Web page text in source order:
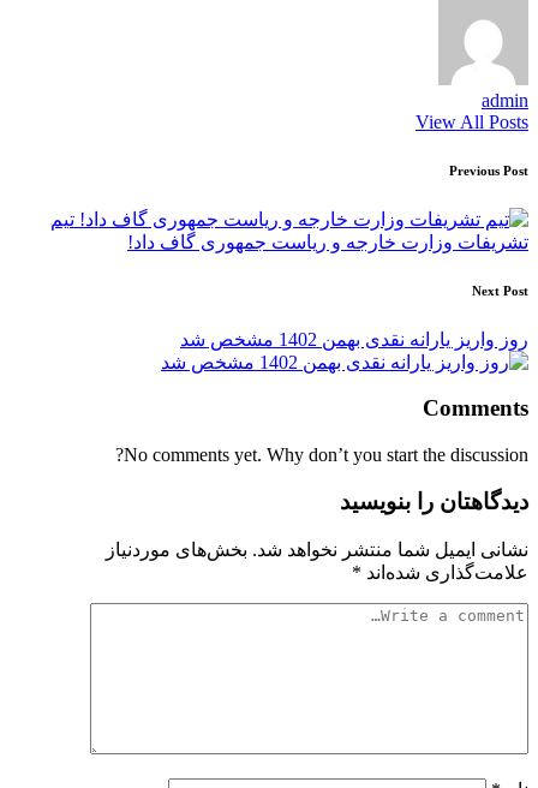
admin
View All Posts
Post
navigation
Previous Post
تیم
تشریفات وزارت خارجه و ریاست جمهوری گاف داد!
Next Post
روز واریز یارانه نقدی بهمن 1402 مشخص شد
Comments
No comments yet. Why don’t you start the discussion?
دیدگاهتان را بنویسید
نشانی ایمیل شما منتشر نخواهد شد. بخش‌های موردنیاز
علامت‌گذاری شده‌اند *